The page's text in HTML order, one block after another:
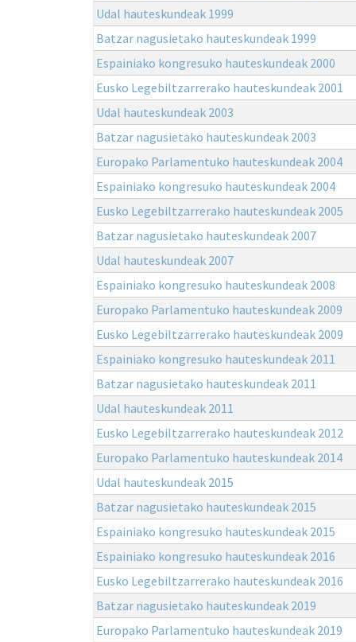
Udal hauteskundeak 1999
Batzar nagusietako hauteskundeak 1999
Espainiako kongresuko hauteskundeak 2000
Eusko Legebiltzarrerako hauteskundeak 2001
Udal hauteskundeak 2003
Batzar nagusietako hauteskundeak 2003
Europako Parlamentuko hauteskundeak 2004
Espainiako kongresuko hauteskundeak 2004
Eusko Legebiltzarrerako hauteskundeak 2005
Batzar nagusietako hauteskundeak 2007
Udal hauteskundeak 2007
Espainiako kongresuko hauteskundeak 2008
Europako Parlamentuko hauteskundeak 2009
Eusko Legebiltzarrerako hauteskundeak 2009
Espainiako kongresuko hauteskundeak 2011
Batzar nagusietako hauteskundeak 2011
Udal hauteskundeak 2011
Eusko Legebiltzarrerako hauteskundeak 2012
Europako Parlamentuko hauteskundeak 2014
Udal hauteskundeak 2015
Batzar nagusietako hauteskundeak 2015
Espainiako kongresuko hauteskundeak 2015
Espainiako kongresuko hauteskundeak 2016
Eusko Legebiltzarrerako hauteskundeak 2016
Batzar nagusietako hauteskundeak 2019
Europako Parlamentuko hauteskundeak 2019